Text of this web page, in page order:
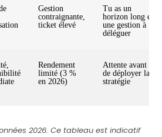
Gestion
contraignante,
ticket élevé
Tu as un
horizon long et
une gestion à
déléguer
Rendement
limité (3 %
en 2026)
Attente avant
de déployer la
stratégie
2026. Ce tableau est indicatif